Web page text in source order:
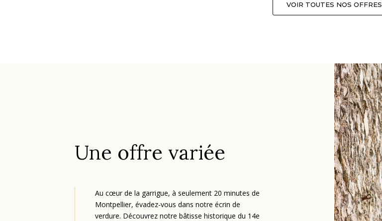
VOIR TOUTES NOS OFFRES
Une offre variée
Au cœur de la garrigue, à seulement 20 minutes de
Montpellier, évadez-vous dans notre écrin de
verdure. Découvrez notre bâtisse historique du 14e